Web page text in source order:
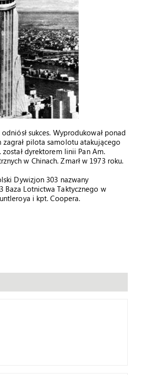
sukces. Wyprodukował ponad
zagrał pilota samolotu atakującego
dyrektorem linii Pan Am.
w Chinach. Zmarł w 1973 roku.
Dywizjon 303 nazwany
Baza Lotnictwa Taktycznego w
i kpt. Coopera.